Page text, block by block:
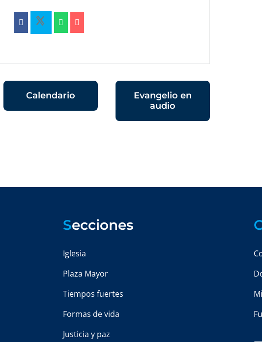
Calendario
Evangelio en
audio
Secciones
Iglesia
Plaza Mayor
Tiempos fuertes
Formas de vida
Justicia y paz